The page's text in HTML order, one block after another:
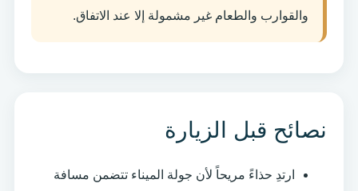
والقوارب والطعام غير مشمولة إلا عند الاتفاق.
نصائح قبل الزيارة
ارتدِ حذاءً مريحاً لأن جولة الميناء تتضمن مسافة